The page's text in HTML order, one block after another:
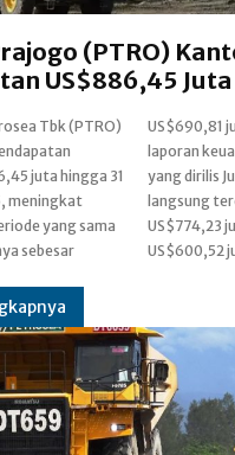
(PTRO)
US$886,45
Tbk (PTRO)
juta hingga 31
meningkat
yang sama
sebesar
Berdasarkan
perseroan
beban usaha
sebesar
naik dari
US$600,52